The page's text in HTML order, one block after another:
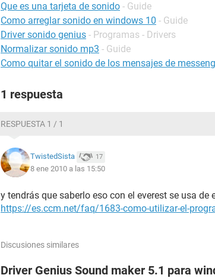
Que es una tarjeta de sonido - Guide
Como arreglar sonido en windows 10 - Guide
Driver sonido genius - Programas - Drivers
Normalizar sonido mp3 - Guide
Como quitar el sonido de los mensajes de
1 respuesta
RESPUESTA 1 / 1
TwistedSista 17
8 ene 2010 a las 15:50
y tendrás que saberlo eso con el everest se usa de
https://es.ccm.net/faq/1683-como-utilizar-el-
Discusiones similares
Driver Genius Sound maker 5.1 para